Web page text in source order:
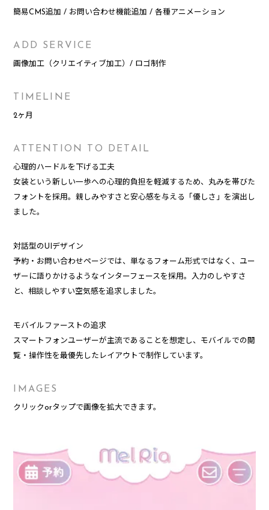
簡易CMS追加 / お問い合わせ機能追加 / 各種アニメーション
ADD SERVICE
画像加工（クリエイティブ加工）/ ロゴ制作
TIMELINE
2ヶ月
ATTENTION TO DETAIL
心理的ハードルを下げる工夫
女装という新しい一歩への心理的負担を軽減するため、丸みを帯びた
フォントを採用。親しみやすさと安心感を与える「優しさ」を演出し
ました。
対話型のUIデザイン
予約・お問い合わせページでは、単なるフォーム形式ではなく、ユー
ザーに語りかけるようなインターフェースを採用。入力のしやすさ
と、相談しやすい空気感を追求しました。
モバイルファーストの追求
スマートフォンユーザーが主流であることを想定し、モバイルでの閲
覧・操作性を最優先したレイアウトで制作しています。
IMAGES
クリックorタップで画像を拡大できます。